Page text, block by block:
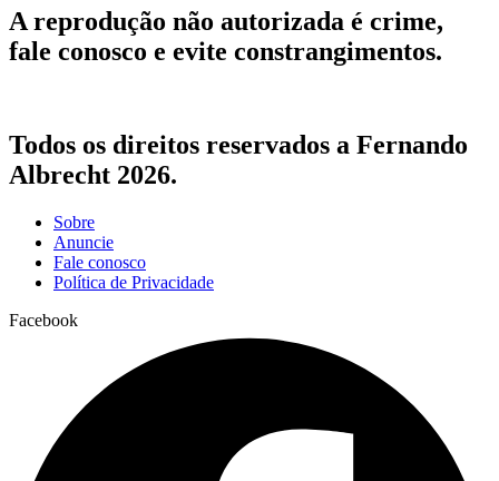
A reprodução não autorizada é crime,
fale conosco e evite constrangimentos.
Todos os direitos reservados a Fernando
Albrecht 2026.
Sobre
Anuncie
Fale conosco
Política de Privacidade
Facebook